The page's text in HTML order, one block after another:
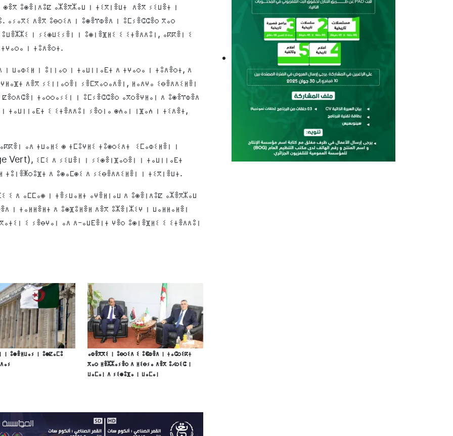
ⵓⵙⴻⵏⴷⵓⵇ ⴰⵣⴻⴳⵣⴰⵡ ⵏ ⵜⵉⴳⵏⴻⵡⵜ ⴷⴻⴳ ⵢⵉⵡⴻⵜ ⵏ
ⴰⵢⴰⴳⵉ ⴷⴻⴳ ⵓⴱⵔⵉⴷ ⵏ ⵓⵙⴻⴶⵀⴻⴷ ⵏ ⵓⵎⵢⴻⵛⵛⴻⵔ ⴳⴰⵔ
ⵏ ⵢⵉⵙⵡⵉⵢⴻⵏ ⵏ ⵓⵙⵏⴻⴼⵍⵉ ⵉ ⵉⵜⴻⴷⴷⵓⵏ, ⴰⴽⴽⴻⵏ ⵉ
ⵏ ⵜⵓⴷⴻⵔⵜ.
ⵡⴰⵀⵉⵍ ⵏ ⵓⵏⵏⴰⵔ ⵏ ⵜⴰⵡⵏⵏⴰⴹⵜ ⴷ ⵜⵖⴰⵔⴰ ⵏ ⵜⵓⴷⴻⵔⵜ, ⴷ
ⴷⴻⴳ ⵢⵉⵏⵏⴰⵔⴻⵏ ⵢⴻⵎⴳⴰⵔⴰⴷⴻⵏ, ⵍⴰⴷⵖⴰ ⵉⴱⴻⴷⴷⵉⵍⴻⵏ
ⵜⴰⵔⵔⴰⵢⵉⵏ ⵏ ⵓⵎⵢⴻⵛⵛⴻⵔ ⴰⴳⵔⴻⵖⵍⴰⵏ ⴷ ⵓⵙⴻⴶⵀⴻⴷ
ⵜⴰⵡⵏⵏⴰⴹⵜ ⵉ ⵉⵜⴻⴷⴷⵓⵏ ⵢⴻⵔⵏⴰ ⵙⵄⴰⵏ ⵏⴼⴰⵄ ⵏ ⵜⵉⴷⴻⵜ,
ⴰⴷ ⵜⵡⴰⵍⵉ ⵙ ⵜⵎⵓⵖⵍⵉ ⵜⵓⵙⵔⵉⴷⵜ ⵉⵎⴰⵀⵉⵍⴻⵏ ⵏ
Vert), ⵉⵎⵉ ⴷ ⵢⵉⵡⴻⵏ ⵏ ⵢⵉⵙⴻⵏⴼⴰⵔⴻⵏ ⵏ ⵜⴰⵡⵏⵏⴰⴹⵜ
ⴷ ⵓⵙⴰⵎⵙⵉ ⴷ ⵢⵉⴱⴻⴷⴷⵉⵍⴻⵏ ⵏ ⵜⵉⴳⵏⴻⵡⵜ.
ⵉ ⴷ ⴰⵎⵎⴰⵙ ⵏ ⵜⴻⵢⵡⴰⵍⵜ ⴰⵖⴻⵍⵏⴰⵡ ⴷ ⵓⵙⴻⵏⴷⵓⵇ ⴰⵣⴻⴳⵣⴰⵡ
ⵏ ⵜⴰⵍⵍⴻⵍⵜ ⴷ ⵓⵙⴼⵓⵍⴻⵍ ⴷⴻⴳ ⵓⵣⴻⵏⵣⵉⵖ ⵏ ⵡⴰⵍⵍⴰⵍⴻⵏ
ⵉ ⵢⴻⴱⵖⴰⵏ ⴰⴷ ⴷ-ⴰⵡⴹⴻⵏⵜ ⵖⴻⵔ ⵓⵙⵏⴻⴼⵍⵉ ⵉ ⵉⵜⴻⴷⴷⵓⵏ
ⵏ ⵓⵙⴻⵍⵡⴰⵢ ⵏ ⵓⵙⵇⴰⵎⵓ
ⴰⵀⴻⴳⴳⵉ ⵏ ⵓⴱⵔⵉⴷ ⵉ ⵓⵞⵀⴻⴷ ⵏ ⵜⴰⵛⵔⵉⴽⵜ
ⴳⴰⵔ ⵍⴻⵣⵣⴰⵢⴻⵔ ⴷ ⵍⵉⴱⵢⴰ ⴷⴻⴳ ⵓⵃⵔⵉⵛ ⵏ
ⵡⴰⵎⴰⵏ ⴷ ⵢⵉⵙⵓⴼⴰ ⵏ ⵡⴰⵎⴰⵏ